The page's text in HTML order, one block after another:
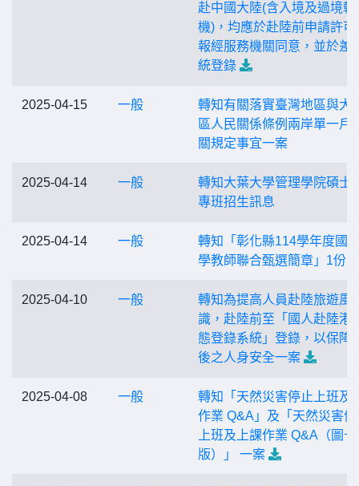
赴中國大陸(含入境及過境轉
機)，均應於赴陸前申請許可
報經服務機關同意，並於差
統登錄
2025-04-15 一般
轉知有關落實臺灣地區與大
區人民關係條例兩岸單一戶
關規定事宜一案
2025-04-14 一般
轉知大葉大學管理學院碩士
專班招生訊息
2025-04-14 一般
轉知「彰化縣114學年度國
學教師聯合甄選簡章」1份
2025-04-10 一般
轉知為提高人員赴陸旅遊風
識，赴陸前至「國人赴陸港
態登錄系統」登錄，以保障
後之人身安全一案
2025-04-08 一般
轉知「天然災害停止上班及
作業 Q&A」及「天然災害停
上班及上課作業 Q&A（圖卡
版）」 一案